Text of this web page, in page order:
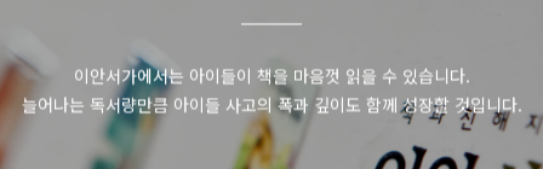
이안서가에서는 아이들이 책을 마음껏 읽을 수 있습니다.
늘어나는 독서량만큼 아이들 사고의 폭과 깊이도 함께 성장할 것입니다.